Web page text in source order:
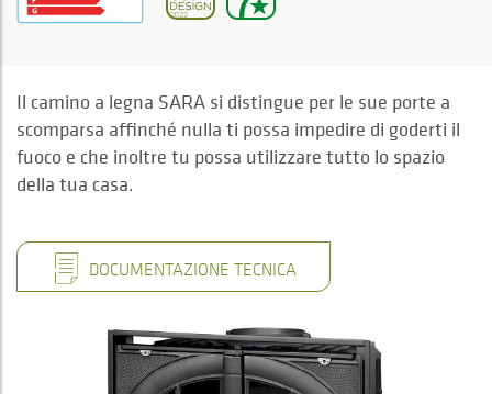
Il camino a legna SARA si distingue per le sue porte a
scomparsa affinché nulla ti possa impedire di goderti il
fuoco e che inoltre tu possa utilizzare tutto lo spazio
della tua casa.
DOCUMENTAZIONE TECNICA